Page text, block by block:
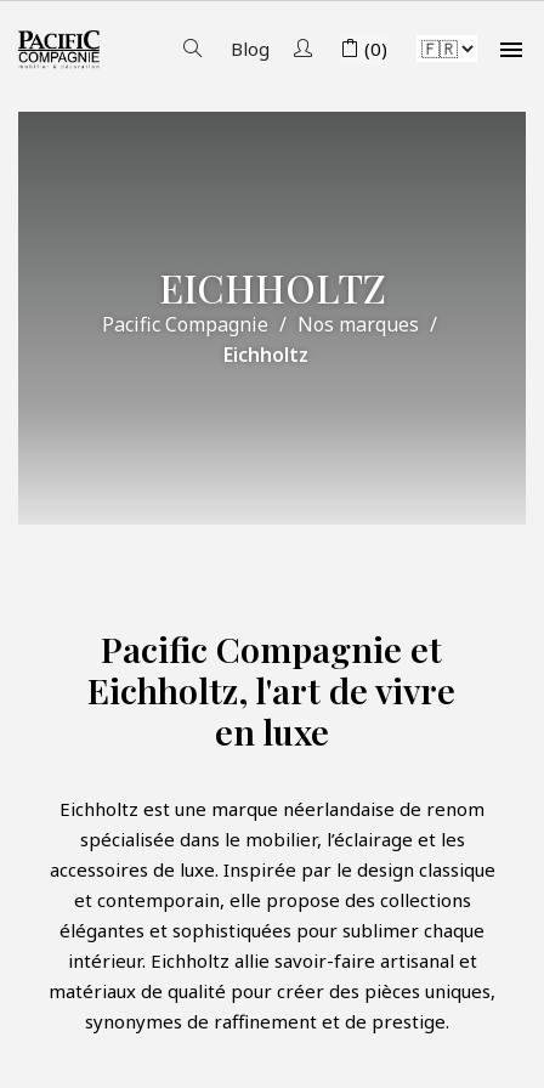
Blog (0) 
EICHHOLTZ
Pacific Compagnie
Nos marques
Eichholtz
Pacific Compagnie et
Eichholtz, l'art de vivre
en luxe
Eichholtz est une marque néerlandaise de renom
spécialisée dans le mobilier, l’éclairage et les
accessoires de luxe. Inspirée par le design classique
et contemporain, elle propose des collections
élégantes et sophistiquées pour sublimer chaque
intérieur. Eichholtz allie savoir-faire artisanal et
matériaux de qualité pour créer des pièces uniques,
synonymes de raffinement et de prestige.